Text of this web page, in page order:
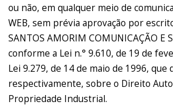
ou não, em qualquer meio de
WEB, sem prévia aprovação por
SANTOS AMORIM COMUNICAÇÃO E
conforme a Lei n.° 9.610, de 19 de
Lei 9.279, de 14 de maio de 1996, que
respectivamente, sobre o Direito
Propriedade Industrial.